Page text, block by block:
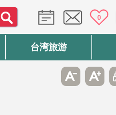
0
台湾旅游